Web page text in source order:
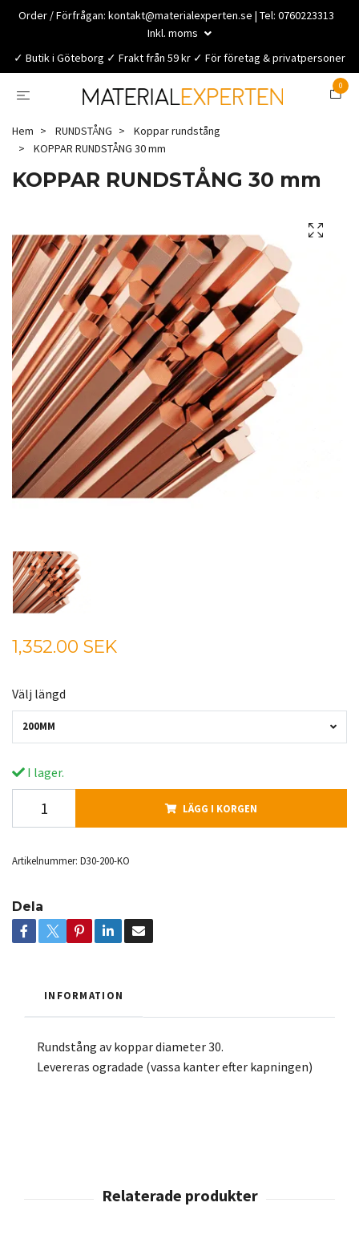
Order / Förfrågan: kontakt@materialexperten.se | Tel: 0760223313
Inkl. moms
✓ Butik i Göteborg ✓ Frakt från 59 kr ✓ För företag & privatpersoner
0
Hem RUNDSTÅNG
Koppar rundstång
KOPPAR RUNDSTÅNG 30 mm
KOPPAR RUNDSTÅNG 30 mm
1,352.00 SEK
Välj längd
200MM
I lager.
LÄGG I KORGEN
Artikelnummer: D30-200-KO
Dela
INFORMATION
Rundstång av koppar diameter 30.
Levereras ogradade (vassa kanter efter kapningen)